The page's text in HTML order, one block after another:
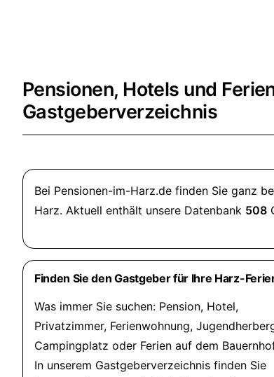
Pensionen, Hotels und
Gastgeberverzeichnis
Bei Pensionen-im-Harz.de finden Sie ganz
Harz. Aktuell enthält unsere Datenbank 508
Finden Sie den Gastgeber für Ihre Harz-
Was immer Sie suchen: Pension, Hotel,
Privatzimmer, Ferienwohnung,
Campingplatz oder Ferien auf dem
In unserem Gastgeberverzeichnis finden Sie